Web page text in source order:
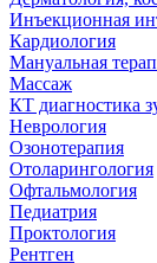
Инъекционная
Кардиология
Мануальная
Массаж
КТ диагностика
Неврология
Озонотерапия
Отоларингология
Офтальмология
Педиатрия
Проктология
Рентген